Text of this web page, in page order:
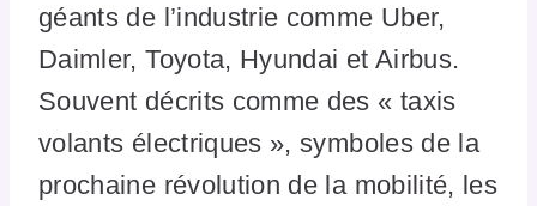
géants de l’industrie comme Uber,
Daimler, Toyota, Hyundai et Airbus.
Souvent décrits comme des « taxis
volants électriques », symboles de la
prochaine révolution de la mobilité, les